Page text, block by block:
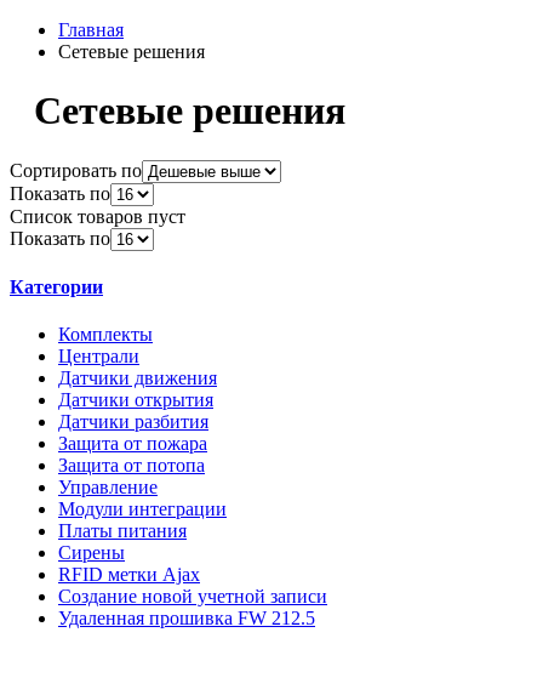
Главная
Сетевые решения
Сетевые решения
Сортировать по
Показать по
Список товаров пуст
Показать по
Категории
Комплекты
Централи
Датчики движения
Датчики открытия
Датчики разбития
Защита от пожара
Защита от потопа
Управление
Модули интеграции
Платы питания
Сирены
RFID метки Ajax
Создание новой учетной записи
Удаленная прошивка FW 212.5